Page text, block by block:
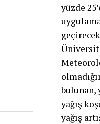
yüzde
bulunan,
yağış
yağış